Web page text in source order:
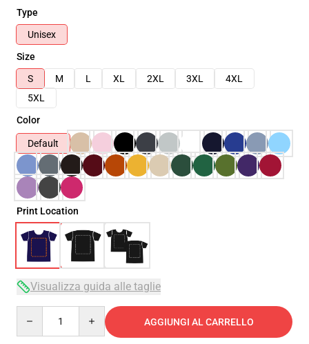
Type
Unisex
Size
S
M L XL 2XL 3XL
4XL
5XL
Color
Default
Print Location
Visualizza guida alle taglie
AGGIUNGI AL CARRELLO